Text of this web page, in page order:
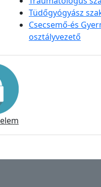
Tüdőgyógyász
Csecsemő-és
osztályvezető